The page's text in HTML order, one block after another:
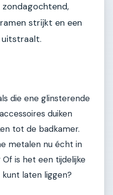
zondagochtend,
strijkt en een
die ene glinsterende
duiken
tot de badkamer.
metalen nu écht in
is het een tijdelijke
laten liggen?